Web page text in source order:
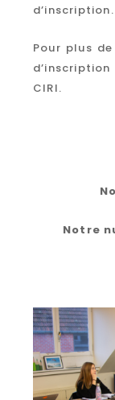
d’inscription.
Pour plus
CIRI.
Notre